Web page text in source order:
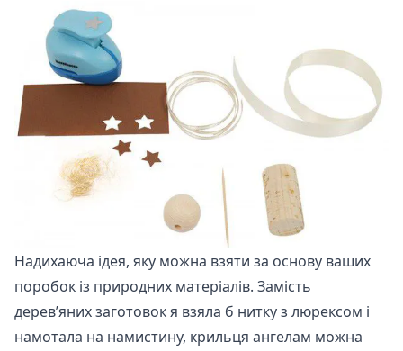
Надихаюча ідея, яку можна взяти за основу ваших
поробок із природних матеріалів. Замість
дерев’яних заготовок я взяла б нитку з люрексом і
намотала на намистину, крильця ангелам можна